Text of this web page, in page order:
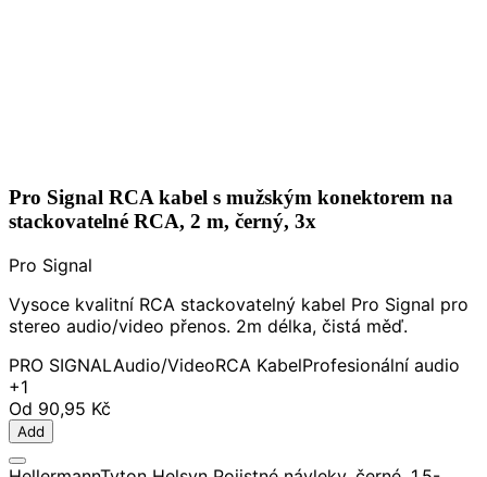
Pro Signal RCA kabel s mužským konektorem na
stackovatelné RCA, 2 m, černý, 3x
Pro Signal
Vysoce kvalitní RCA stackovatelný kabel Pro Signal pro
stereo audio/video přenos. 2m délka, čistá měď.
PRO SIGNALAudio/VideoRCA KabelProfesionální audio
+1
Od 90,95 Kč
Add